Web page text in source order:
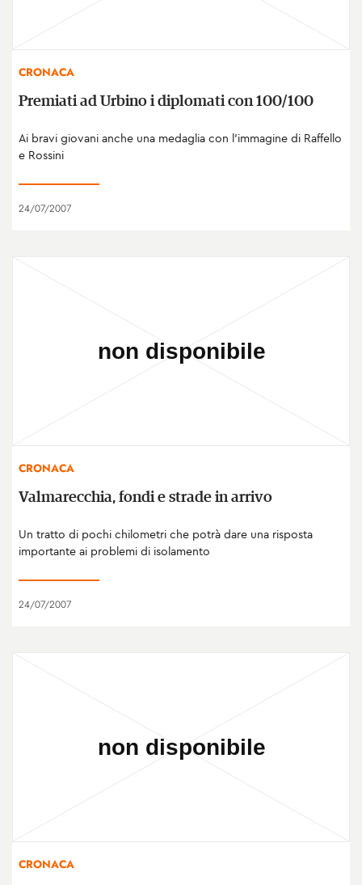
CRONACA
Premiati ad Urbino i diplomati con 100/100
Ai bravi giovani anche una medaglia con l’immagine di Raffello
e Rossini
24/07/2007
CRONACA
Valmarecchia, fondi e strade in arrivo
Un tratto di pochi chilometri che potrà dare una risposta
importante ai problemi di isolamento
24/07/2007
CRONACA